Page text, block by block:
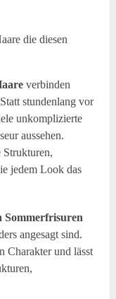
verbinden
stundenlang vor
unkomplizierte
aussehen.
Strukturen,
jedem Look das
Sommerfrisuren
angesagt sind.
Charakter und lässt